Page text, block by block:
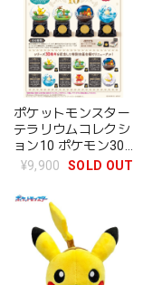
ポケットモンスター
テラリウムコレクシ
ョン10 ポケモン30
周年記念ver. BOX
¥9,900 SOLD OUT